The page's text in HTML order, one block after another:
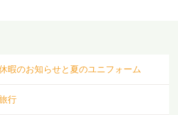
暇のお知らせと夏のユニフォーム
行